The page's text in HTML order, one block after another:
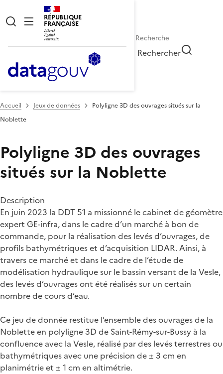
RÉPUBLIQUE
FRANÇAISE
Rechercher
Accueil Jeux de données
Polyligne 3D des ouvrages situés sur la
Noblette
Polyligne 3D des ouvrages
situés sur la Noblette
Description
En juin 2023 la DDT 51 a missionné le cabinet de géomètre
expert GE-infra, dans le cadre d’un marché à bon de
commande, pour la réalisation des levés d’ouvrages, de
profils bathymétriques et d’acquisition LIDAR. Ainsi, à
travers ce marché et dans le cadre de l’étude de
modélisation hydraulique sur le bassin versant de la Vesle,
des levés d’ouvrages ont été réalisés sur un certain
nombre de cours d’eau.
Ce jeu de donnée restitue l’ensemble des ouvrages de la
Noblette en polyligne 3D de Saint-Rémy-sur-Bussy à la
confluence avec la Vesle, réalisé par des levés terrestres ou
bathymétriques avec une précision de ± 3 cm en
planimétrie et ± 1 cm en altimétrie.